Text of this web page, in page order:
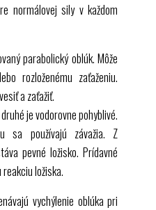
normálovej sily v každom
parabolický oblúk. Môže
rozloženému zaťaženiu.
a zaťažiť.
je vodorovne pohyblivé.
sa používajú závažia. Z
pevné ložisko. Prídavné
ložiska.
vychýlenie oblúka pri